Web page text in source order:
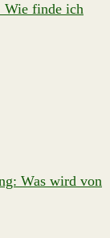
Wie finde ich
Was wird von